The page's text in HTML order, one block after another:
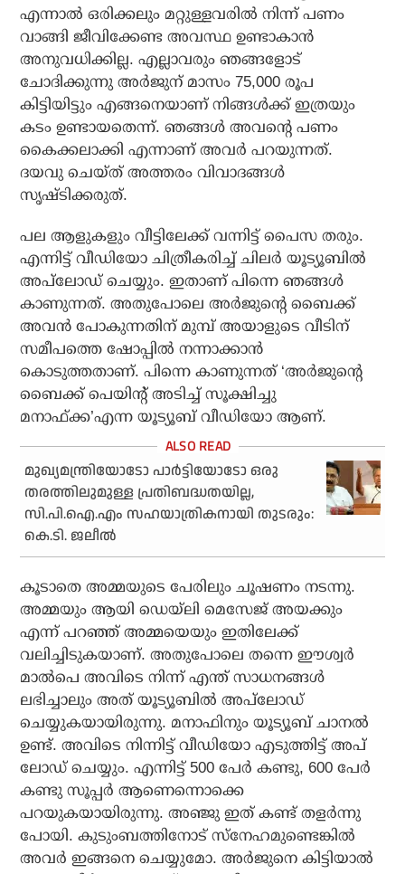
എന്നാല്‍ ഒരിക്കലും മറ്റുള്ളവരില്‍ നിന്ന് പണം
വാങ്ങി ജീവിക്കേണ്ട അവസ്ഥ ഉണ്ടാകാന്‍
അനുവധിക്കില്ല. എല്ലാവരും ഞങ്ങളോട്
ചോദിക്കുന്നു അര്‍ജുന് മാസം 75,000 രൂപ
കിട്ടിയിട്ടും എങ്ങനെയാണ് നിങ്ങള്‍ക്ക് ഇത്രയും
കടം ഉണ്ടായതെന്ന്. ഞങ്ങള്‍ അവന്റെ പണം
കൈക്കലാക്കി എന്നാണ് അവര്‍ പറയുന്നത്.
ദയവു ചെയ്ത്‌ അത്തരം വിവാദങ്ങള്‍
സൃഷ്ടിക്കരുത്.
പല ആളുകളും വീട്ടിലേക്ക് വന്നിട്ട് പൈസ തരും.
എന്നിട്ട് വീഡിയോ ചിത്രീകരിച്ച് ചിലര്‍ യൂട്യൂബില്‍
അപ്‌ലോഡ് ചെയ്യും. ഇതാണ് പിന്നെ ഞങ്ങള്‍
കാണുന്നത്. അതുപോലെ അര്‍ജുന്റെ ബൈക്ക്
അവന്‍ പോകുന്നതിന് മുമ്പ് അയാളുടെ വീടിന്
സമീപത്തെ ഷോപ്പില്‍ നന്നാക്കാന്‍
കൊടുത്തതാണ്. പിന്നെ കാണുന്നത് ‘അര്‍ജുന്റെ
ബൈക്ക് പെയിന്റ് അടിച്ച് സൂക്ഷിച്ചു
മനാഫ്ക്ക’എന്ന യൂട്യൂബ് വീഡിയോ ആണ്.
മുഖ്യമന്ത്രിയോടോ പാര്‍ട്ടിയോടോ ഒരു
തരത്തിലുമുള്ള പ്രതിബദ്ധതയില്ല,
സി.പി.ഐ.എം സഹയാത്രികനായി തുടരും:
കെ.ടി. ജലീല്‍
കൂടാതെ അമ്മയുടെ പേരിലും ചൂഷണം നടന്നു.
അമ്മയും ആയി ഡെയ്‌ലി മെസേജ് അയക്കും
എന്ന് പറഞ്ഞ് അമ്മയെയും ഇതിലേക്ക്
വലിച്ചിടുകയാണ്. അതുപോലെ തന്നെ ഈശ്വര്‍
മാല്‍പെ അവിടെ നിന്ന് എന്ത് സാധനങ്ങള്‍
ലഭിച്ചാലും അത് യൂട്യൂബില്‍ അപ്‌ലോഡ്
ചെയ്യുകയായിരുന്നു. മനാഫിനും യൂട്യൂബ് ചാനല്‍
ഉണ്ട്. അവിടെ നിന്നിട്ട് വീഡിയോ എടുത്തിട്ട് അപ്
ലോഡ് ചെയ്യും. എന്നിട്ട് 500 പേര്‍ കണ്ടു, 600 പേര്‍
കണ്ടു സൂപ്പര്‍ ആണെന്നൊക്കെ
പറയുകയായിരുന്നു. അഞ്ജു ഇത് കണ്ട് തളര്‍ന്നു
പോയി. കുടുംബത്തിനോട് സ്‌നേഹമുണ്ടെങ്കില്‍
അവര്‍ ഇങ്ങനെ ചെയ്യുമോ. അര്‍ജുനെ കിട്ടിയാല്‍